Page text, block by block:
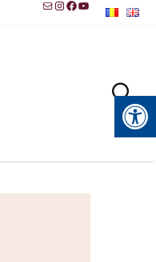
MailInstagram
Facebook
YouTube
Instrumente pentru accesibilitate